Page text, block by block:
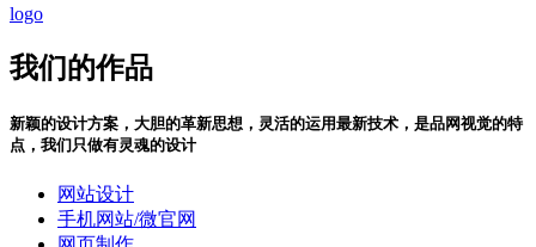
logo
我们的作品
新颖的设计方案，大胆的革新思想，灵活的运用最新技术，是品网视觉的特
点，我们只做有灵魂的设计
网站设计
手机网站/微官网